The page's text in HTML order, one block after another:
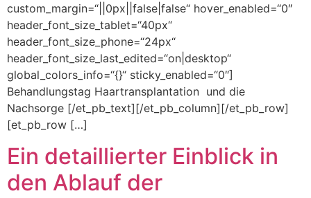
custom_margin=“||0px||false|false“ hover_enabled=“0″
header_font_size_tablet=“40px“
header_font_size_phone=“24px“
header_font_size_last_edited=“on|desktop“
global_colors_info=“{}“ sticky_enabled=“0″]
Behandlungstag Haartransplantation und die
Nachsorge [/et_pb_text][/et_pb_column][/et_pb_row]
[et_pb_row […]
Ein detaillierter Einblick in
den Ablauf der